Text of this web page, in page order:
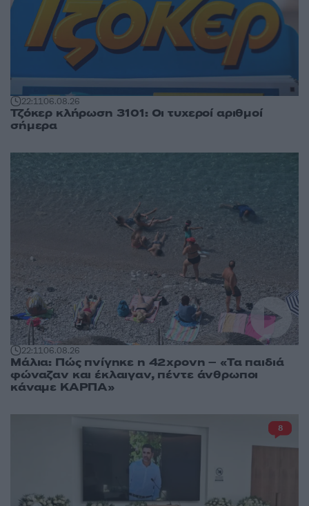
22:1106.08.26
Τζόκερ κλήρωση 3101: Οι τυχεροί αριθμοί
σήμερα
22:1106.08.26
Μάλια: Πώς πνίγηκε η 42χρονη – «Τα παιδιά
φώναζαν και έκλαιγαν, πέντε άνθρωποι
κάναμε ΚΑΡΠΑ»
8